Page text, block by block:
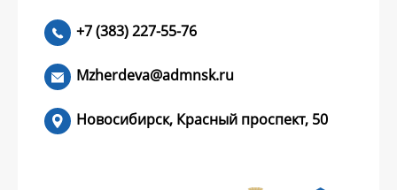
ЧИТАТЬ >
+7 (383) 227-55-76
Mzherdeva@admnsk.ru
Новосибирск, Красный проспект, 50